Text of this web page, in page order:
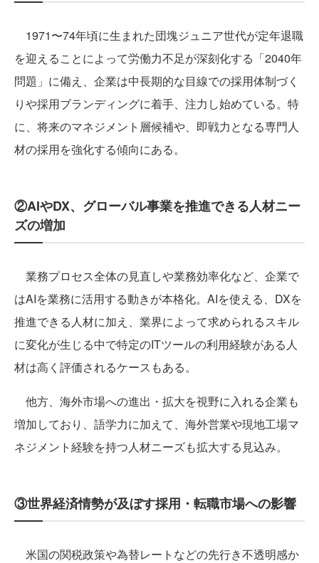
1971〜74年頃に生まれた団塊ジュニア世代が定年退職
を迎えることによって労働力不足が深刻化する「2040年
問題」に備え、企業は中長期的な目線での採用体制づく
りや採用ブランディングに着手、注力し始めている。特
に、将来のマネジメント層候補や、即戦力となる専門人
材の採用を強化する傾向にある。
②AIやDX、グローバル事業を推進できる人材ニー
ズの増加
業務プロセス全体の見直しや業務効率化など、企業で
はAIを業務に活用する動きが本格化。AIを使える、DXを
推進できる人材に加え、業界によって求められるスキル
に変化が生じる中で特定のITツールの利用経験がある人
材は高く評価されるケースもある。
他方、海外市場への進出・拡大を視野に入れる企業も
増加しており、語学力に加えて、海外営業や現地工場マ
ネジメント経験を持つ人材ニーズも拡大する見込み。
③世界経済情勢が及ぼす採用・転職市場への影響
米国の関税政策や為替レートなどの先行き不透明感か